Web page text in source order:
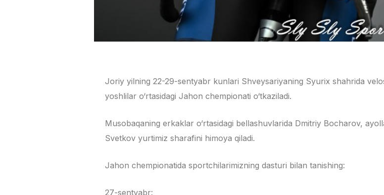
Joriy yilning 22-29-sentyabr kunlari Shveysariyaning Syurix shahrida
yoshlilar o‘rtasidagi Jahon chempionati o‘tkaziladi.
Musobaqaning erkaklar o‘rtasidagi bellashuvlarida Dmitriy Bocharov,
Svetkov yurtimiz sharafini himoya qiladi.
Jahon chempionatida sportchilarimizning dasturi bilan tanishing:
27-sentyabr: